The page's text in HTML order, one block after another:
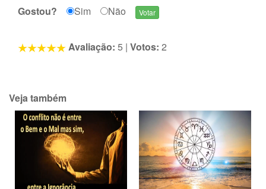
Gostou? Sim Não
Avaliação: 5 | Votos: 2
Veja também